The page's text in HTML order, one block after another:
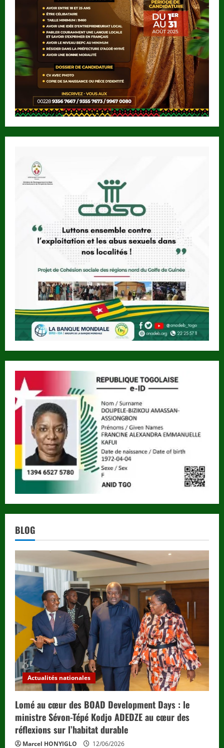
BLOG
Actualités nationales
Lomé au cœur des BOAD Development Days : le
ministre Sévon-Tépé Kodjo ADEDZE au cœur des
réflexions sur l’habitat durable
Marcel HONYIGLO 12/06/2026